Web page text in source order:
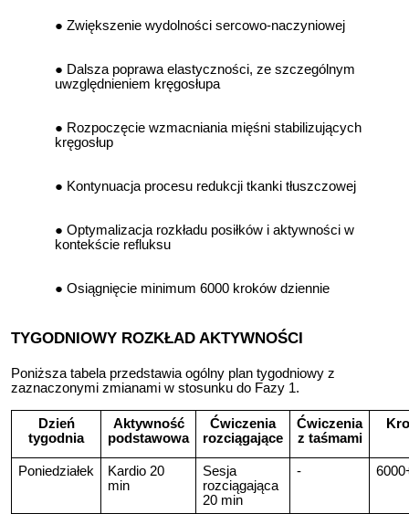
Zwiększenie wydolności sercowo-naczyniowej
Dalsza poprawa elastyczności, ze szczególnym
uwzględnieniem kręgosłupa
Rozpoczęcie wzmacniania mięśni stabilizujących
kręgosłup
Kontynuacja procesu redukcji tkanki tłuszczowej
Optymalizacja rozkładu posiłków i aktywności w
kontekście refluksu
Osiągnięcie minimum 6000 kroków dziennie
TYGODNIOWY ROZKŁAD AKTYWNOŚCI
Poniższa tabela przedstawia ogólny plan tygodniowy z
zaznaczonymi zmianami w stosunku do Fazy 1.
Dzień
tygodnia
Aktywność
podstawowa
Ćwiczenia
rozciągające
Ćwiczenia
z taśmami
Poniedziałek
Kardio 20
min
Sesja
rozciągająca
20 min
-